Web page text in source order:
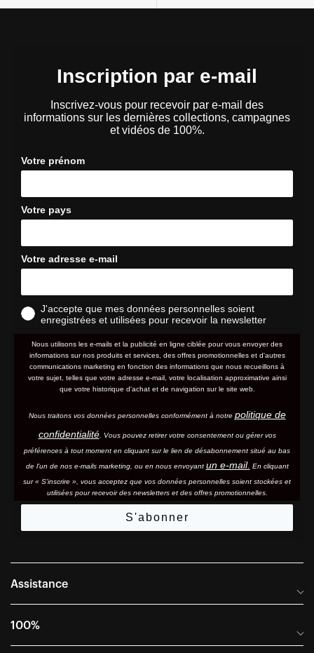
Inscription par e-mail
Inscrivez-vous pour recevoir par e-mail des
informations sur les dernières collections, campagnes
et vidéos de 100%.
Votre prénom
Votre pays
Votre adresse e-mail
J'accepte que mes données personnelles soient
enregistrées et utilisées pour recevoir la newsletter
Nous utilisons les e-mails et la publicité en ligne ciblée pour vous envoyer des
informations sur nos produits et services, des offres promotionnelles et d'autres
communications marketing en fonction des informations que nous recueillons à
votre sujet, telles que votre adresse e-mail, votre localisation approximative ainsi
que votre historique d'achat et de navigation sur le site web.
Nous traitons vos données personnelles conformément à notre politique de
confidentialité. Vous pouvez retirer votre consentement ou gérer vos
préférences à tout moment en cliquant sur le lien de désabonnement situé au bas
de l'un de nos e-mails marketing, ou en nous envoyant un e-mail. En cliquant
sur « S'inscrire », vous acceptez que vos données personnelles soient stockées et
utilisées pour recevoir des newsletters et des offres promotionnelles.
S'abonner
Assistance
Foire aux questions
100%